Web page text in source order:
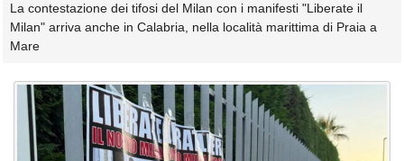
La contestazione dei tifosi del Milan con i manifesti "Liberate il
Milan" arriva anche in Calabria, nella località marittima di Praia a
Mare